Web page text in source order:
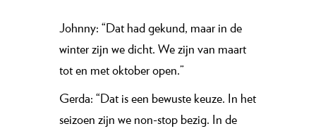
Johnny: “Dat had gekund, maar in de
winter zijn we dicht. We zijn van maart
tot en met oktober open.”
Gerda: “Dat is een bewuste keuze. In het
seizoen zijn we non-stop bezig. In de